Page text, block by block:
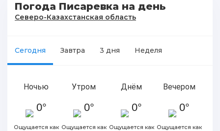
Погода Писаревка на день
Северо-Казахстанская область
Сегодня Завтра 3 дня Неделя
Ночью
0°
Ощущается как
Утром
0°
Ощущается как
Днём
0°
Ощущается как
Вечером
0°
Ощущается как